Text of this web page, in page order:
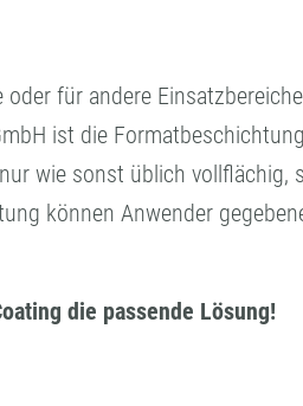
für andere
ist die
wie sonst üblich vollflächig,
können Anwender
die passende Lösung!